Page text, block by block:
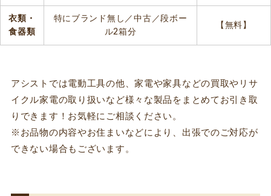
衣類・
食器類
特にブランド無し／中古／段ボー
ル2箱分
【無料】
アシストでは電動工具の他、家電や家具などの買取やリサ
イクル家電の取り扱いなど様々な製品をまとめてお引き取
りできます！お気軽にご相談ください。
※お品物の内容やお住まいなどにより、出張でのご対応が
できない場合もございます。